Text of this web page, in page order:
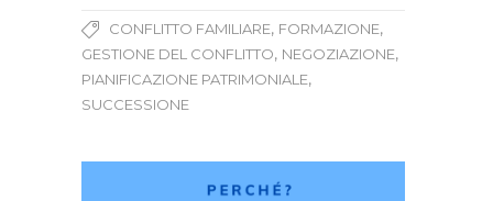
CONFLITTO FAMILIARE, FORMAZIONE,
GESTIONE DEL CONFLITTO, NEGOZIAZIONE,
PIANIFICAZIONE PATRIMONIALE,
SUCCESSIONE